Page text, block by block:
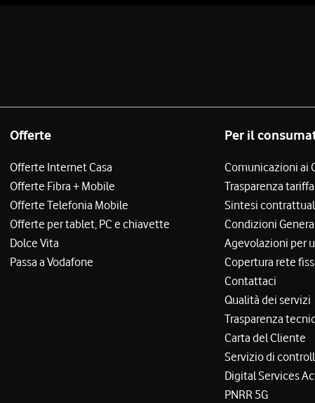
Offerte
Offerte Internet Casa
Offerte Fibra + Mobile
Offerte Telefonia Mobile
Offerte per tablet, PC e chiavette
Dolce Vita
Passa a Vodafone
Per il
Comunicazioni ai
Trasparenza
Sintesi
Condizioni
Agevolazioni per
Copertura rete
Contattaci
Qualità dei servizi
Trasparenza
Carta del Cliente
Servizio di
Digital Services
PNRR 5G